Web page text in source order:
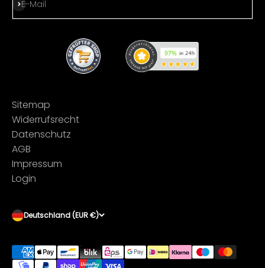
E-Mail
Abonnieren
Sitemap
Widerrufsrecht
Datenschutz
AGB
Impressum
Login
Deutschland (EUR €)